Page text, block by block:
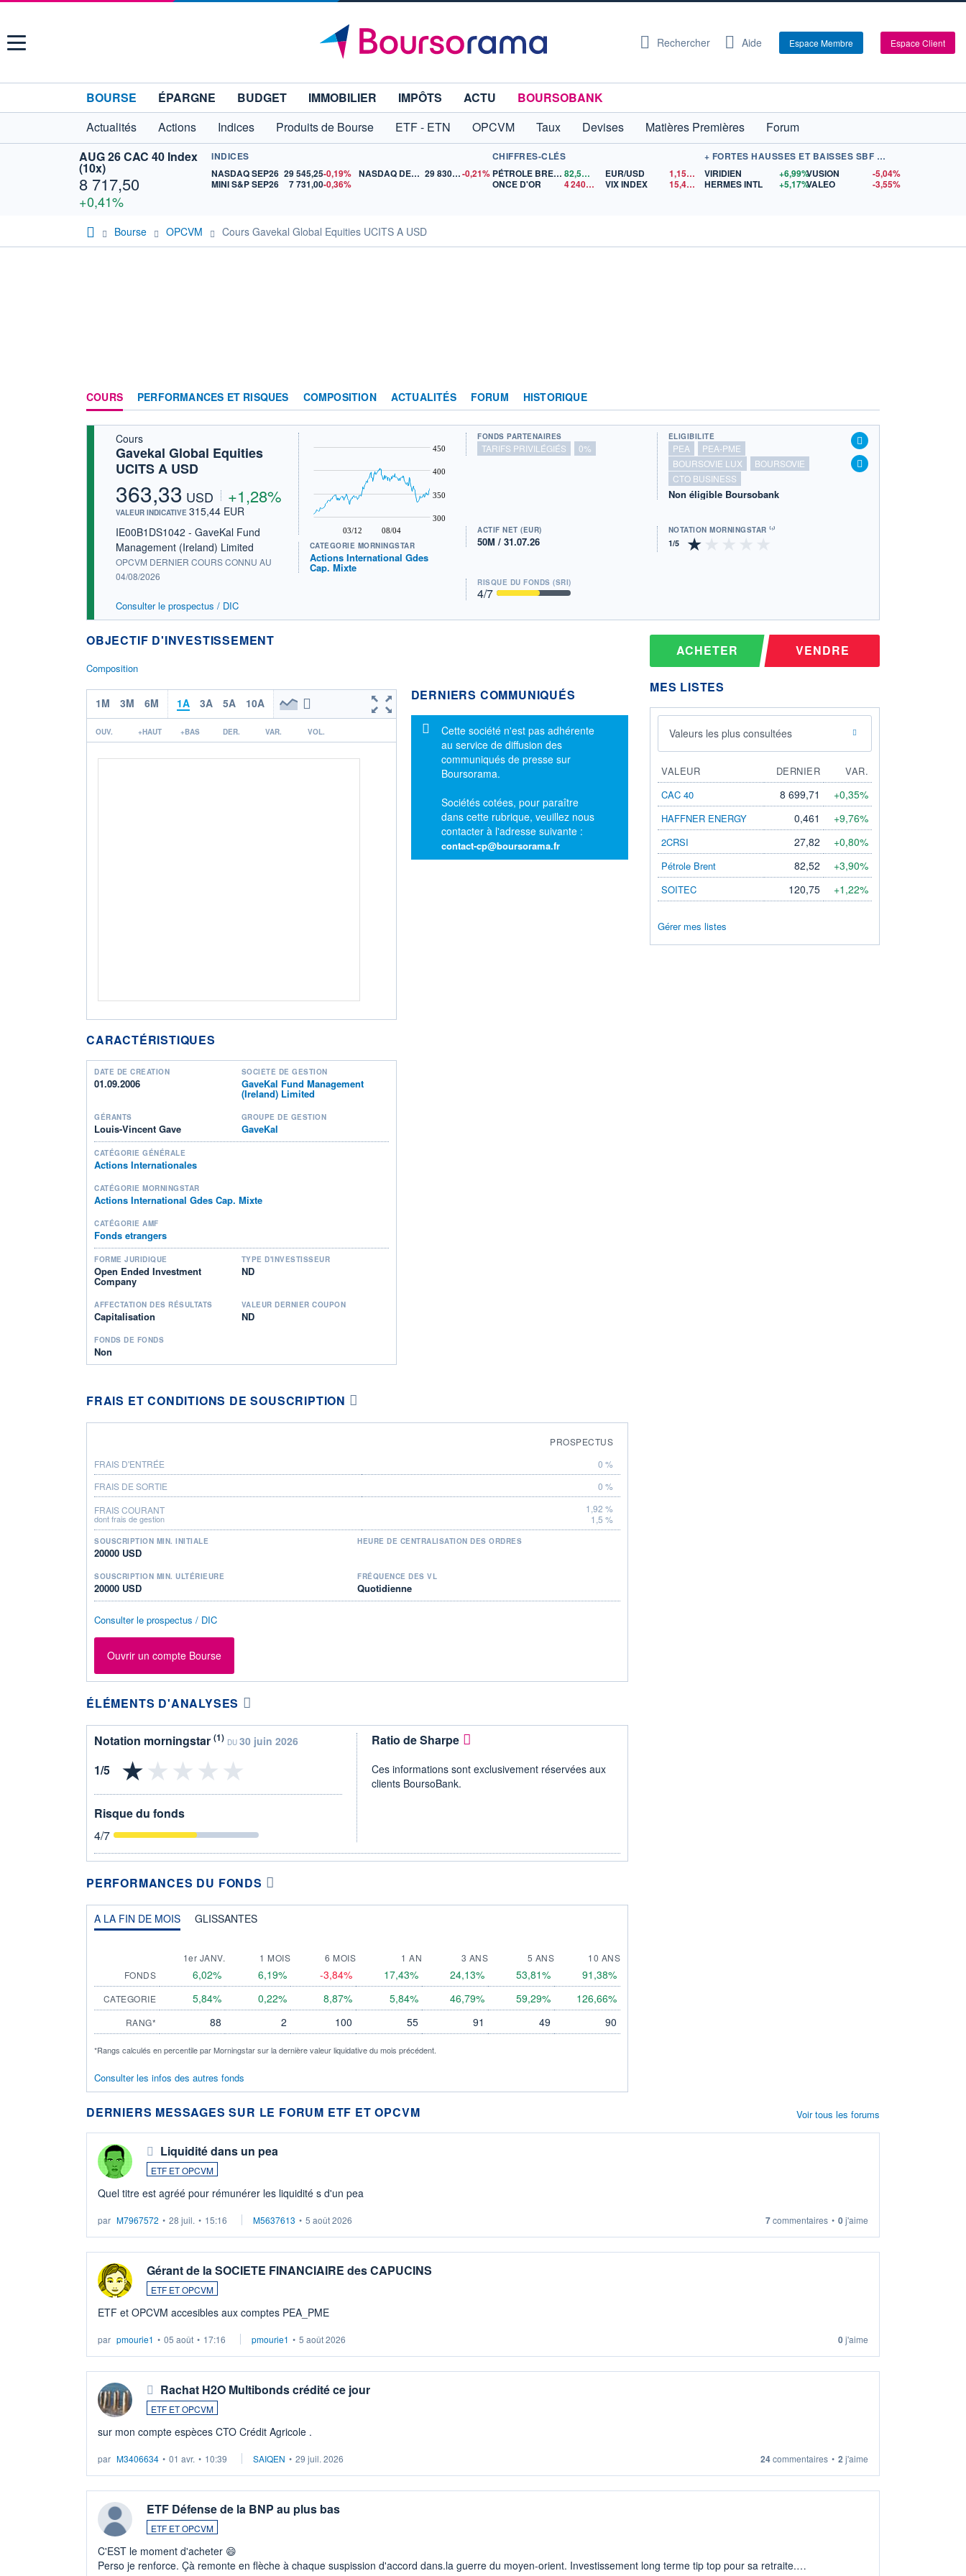
Menu Rechercher Aide Espace Membre Espace Client
BOURSE ÉPARGNE BUDGET IMMOBILIER IMPÔTS ACTU
BOURSOBANK
Actualités
Actions Indices Produits de Bourse ETF - ETN OPCVM Taux Devises Matières Premières
Forum
AUG 26 CAC 40 Index
(10x)
8 717,50
+0,41%
INDICES
NASDAQ SEP26 29 545,25-0,19%
MINI S&P SEP26
7 731,00-0,36%
NASDAQ DEC26 29 830,75-0,21%
CHIFFRES-CLÉS
PÉTROLE BRENT
82,52$US
ONCE D'OR
4 240,72 $US
EUR/USD 1,1519
$US
VIX INDEX
15,42$US
+ FORTES HAUSSES ET BAISSES SBF 120
VIRIDIEN
+6,99%
HERMES INTL
+5,17%
VUSION
-5,04%
VALEO
-3,55%
Bourse OPCVM Cours Gavekal Global Equities UCITS A USD
COURS PERFORMANCES ET RISQUES COMPOSITION ACTUALITÉS FORUM HISTORIQUE
Cours
Gavekal Global Equities
UCITS A USD
363,33 USD +1,28%
VALEUR INDICATIVE 315,44 EUR
IE00B1DS1042 - GaveKal Fund
Management (Ireland) Limited
OPCVM DERNIER COURS CONNU AU
04/08/2026
Consulter le prospectus / DIC
03/12 08/04
300
350
400
450
CATÉGORIE MORNINGSTAR
Actions International Gdes
Cap. Mixte
FONDS PARTENAIRES
TARIFS PRIVILÉGIÉS 0%
ÉLIGIBILITÉ
PEA
PEA-PME
BOURSOVIE LUX
BOURSOVIE
CTO BUSINESS
Non éligible Boursobank
ACTIF NET (EUR)
50M / 31.07.26
NOTATION MORNINGSTAR ⁽¹⁾
RISQUE DU FONDS (SRI)
4/7
OBJECTIF D'INVESTISSEMENT
Composition
1M 3M 6M 1A 3A 5A 10A
OUV. +HAUT +BAS DER. VAR. VOL.
CARACTÉRISTIQUES
DATE DE CRÉATION
01.09.2006
SOCIÉTÉ DE GESTION
GaveKal Fund Management
(Ireland) Limited
GÉRANTS
Louis-Vincent Gave
GROUPE DE GESTION
GaveKal
CATÉGORIE GÉNÉRALE
Actions Internationales
CATÉGORIE MORNINGSTAR
Actions International Gdes Cap. Mixte
CATÉGORIE AMF
Fonds etrangers
FORME JURIDIQUE
Open Ended Investment
Company
TYPE D'INVESTISSEUR
ND
AFFECTATION DES RÉSULTATS
Capitalisation
VALEUR DERNIER COUPON
ND
FONDS DE FONDS
Non
DERNIERS COMMUNIQUÉS
Message d'information
Cette société n'est pas adhérente
au service de diffusion des
communiqués de presse sur
Boursorama.
Sociétés cotées, pour paraître
dans cette rubrique, veuillez nous
contacter à l'adresse suivante :
contact-cp@boursorama.fr
FRAIS ET CONDITIONS DE SOUSCRIPTION
PROSPECTUS
FRAIS D'ENTRÉE
0 %
FRAIS DE SORTIE
0 %
FRAIS COURANT
dont frais de gestion
1,92 %
1,5 %
SOUSCRIPTION MIN. INITIALE
20000 USD
HEURE DE CENTRALISATION DES ORDRES
SOUSCRIPTION MIN. ULTÉRIEURE
20000 USD
FRÉQUENCE DES VL
Quotidienne
Consulter le prospectus / DIC
Ouvrir un compte Bourse
ÉLÉMENTS D'ANALYSES
Notation morningstar (1) DU 30 juin 2026
Risque du fonds
4/7
Ratio de Sharpe
Ces informations sont exclusivement réservées aux
clients BoursoBank.
PERFORMANCES DU FONDS
A LA FIN DE MOIS GLISSANTES
1er JANV. 1 MOIS 6 MOIS 1 AN 3 ANS 5 ANS
10 ANS
FONDS
6,02% 6,19% -3,84% 17,43% 24,13% 53,81% 91,38%
CATEGORIE 5,84% 0,22% 8,87% 5,84% 46,79% 59,29% 126,66%
RANG* 88 2 100 55 91 49 90
*Rangs calculés en percentile par Morningstar sur la dernière valeur liquidative du mois précédent.
Consulter les infos des autres fonds
ACHETER VENDRE
MES LISTES
Valeurs les plus consultées
VALEUR DERNIER
VAR.
CAC 40
8 699,71 +0,35%
HAFFNER ENERGY 0,461 +9,76%
2CRSI 27,82 +0,80%
Pétrole Brent 82,52 +3,90%
SOITEC 120,75 +1,22%
Gérer mes listes
DERNIERS MESSAGES SUR LE FORUM ETF ET OPCVM
Liquidité dans un pea
ETF ET OPCVM
Quel titre est agréé pour rémunérer les liquidité s d'un pea
par M7967572 • 28 juil. • 15:16 M5637613 • 5 août 2026 7commentaires • 0j'aime
Gérant de la SOCIETE FINANCIAIRE des CAPUCINS
ETF ET OPCVM
ETF et OPCVM accesibles aux comptes PEA_PME
par pmourie1 • 05 août • 17:16 pmourie1 • 5 août 2026 0j'aime
Rachat H2O Multibonds crédité ce jour
ETF ET OPCVM
sur mon compte espèces CTO Crédit Agricole .
par M3406634 • 01 avr. • 10:39 SAIQEN • 29 juil. 2026 24commentaires • 2 j'aime
ETF Défense de la BNP au plus bas
ETF ET OPCVM
C'EST le moment d'acheter 😄​
Perso je renforce. Çà remonte en flèche à chaque suspission d'accord dans.la guerre du moyen-orient. Investissement long terme tip top pour sa retraite.
Voir tous les forums